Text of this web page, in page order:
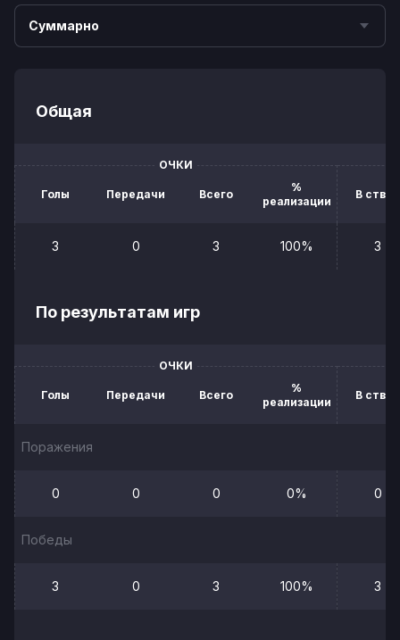
Суммарно
Общая
ОЧКИ
Голы Передачи Всего
%
реализации
В створ
3 0 3 100% 3
По результатам игр
ОЧКИ
Голы Передачи Всего
%
реализации
В створ
Поражения
0 0 0 0% 0
Победы
3 0 3 100% 3